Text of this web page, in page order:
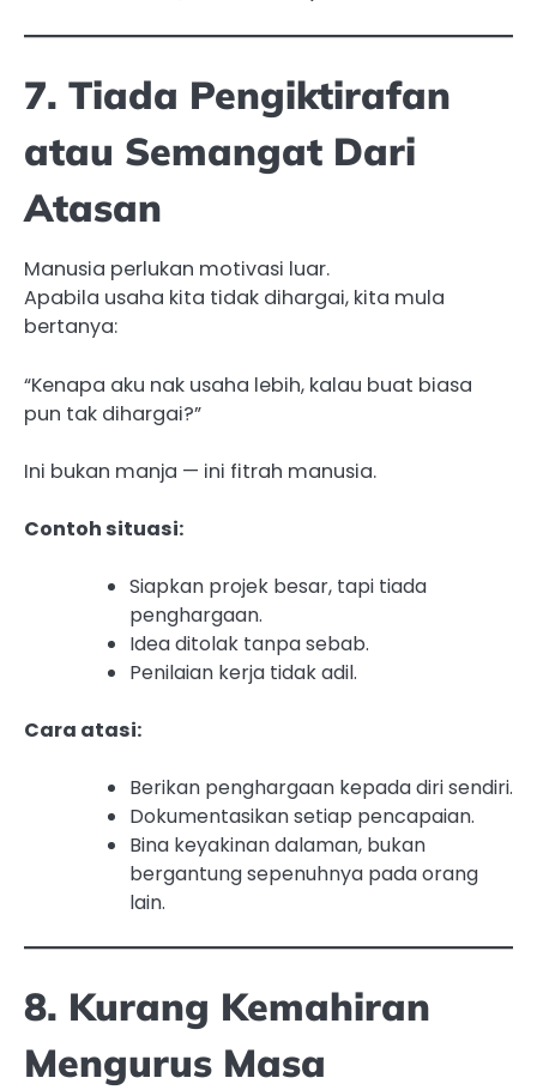
7. Tiada Pengiktirafan
atau Semangat Dari
Atasan
Manusia perlukan motivasi luar.
Apabila usaha kita tidak dihargai, kita mula
bertanya:
“Kenapa aku nak usaha lebih, kalau buat biasa
pun tak dihargai?”
Ini bukan manja — ini fitrah manusia.
Contoh situasi:
Siapkan projek besar, tapi tiada
penghargaan.
Idea ditolak tanpa sebab.
Penilaian kerja tidak adil.
Cara atasi:
Berikan penghargaan kepada diri sendiri.
Dokumentasikan setiap pencapaian.
Bina keyakinan dalaman, bukan
bergantung sepenuhnya pada orang
lain.
8. Kurang Kemahiran
Mengurus Masa